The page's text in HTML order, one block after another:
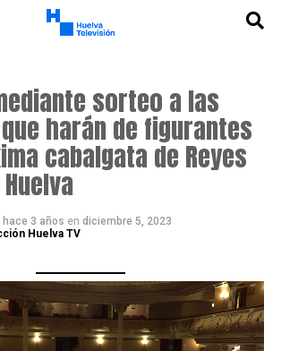
sorteo a las
harán de figurantes
cabalgata de Reyes
hace 3 años en diciembre 5, 2023
Huelva TV